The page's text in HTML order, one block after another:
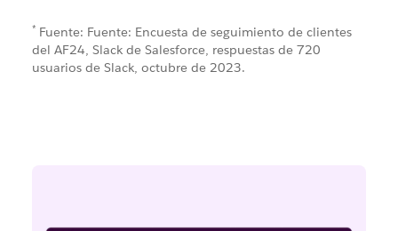
* Fuente: Fuente: Encuesta de seguimiento de clientes
del AF24, Slack de Salesforce, respuestas de 720
usuarios de Slack, octubre de 2023.